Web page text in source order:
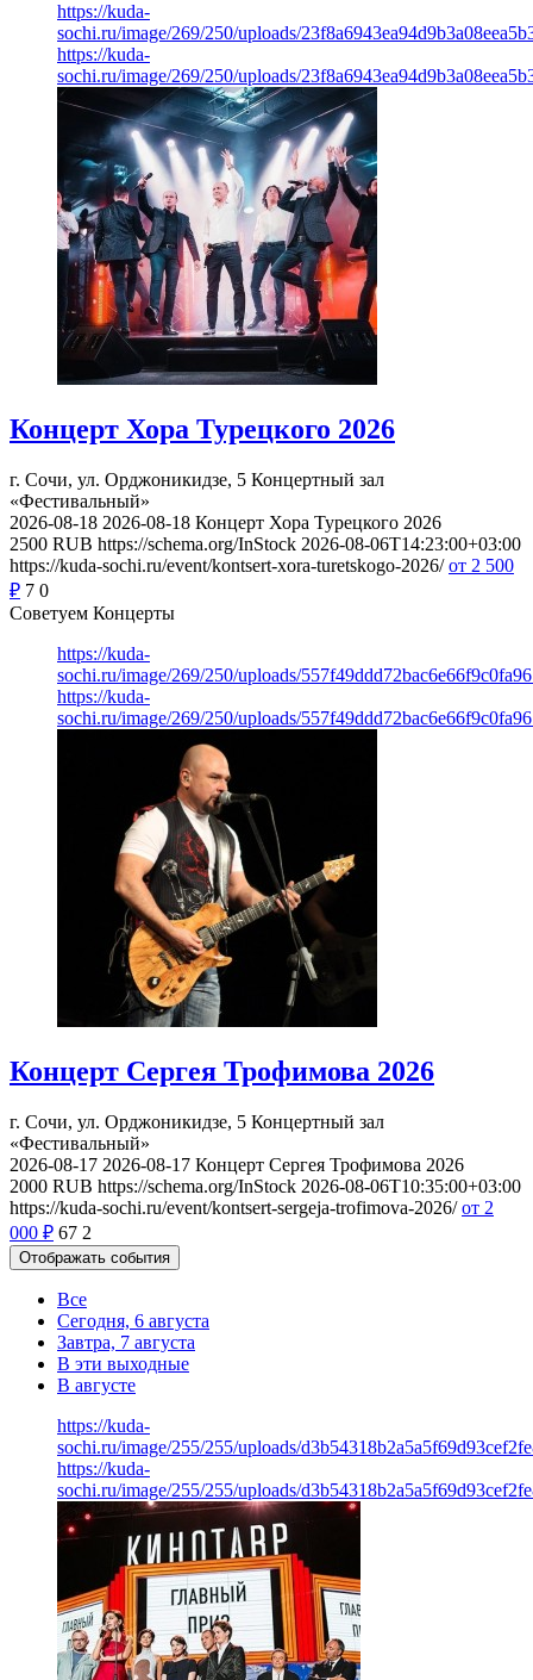
https://kuda-
sochi.ru/image/269/250/uploads/
https://kuda-
sochi.ru/image/269/250/uploads/
Концерт Хора Турецкого 2026
г. Сочи, ул. Орджоникидзе, 5 Концертный зал
«Фестивальный»
2026-08-18 2026-08-18 Концерт Хора Турецкого 2026
2500 RUB https://schema.org/InStock 2026-08-06T14:23:00+03:00
https://kuda-sochi.ru/event/kontsert-xora-turetskogo-2026/ от 2 500
₽ 7 0
Советуем Концерты
https://kuda-
sochi.ru/image/269/250/uploads/
https://kuda-
sochi.ru/image/269/250/uploads/
Концерт Сергея Трофимова 2026
г. Сочи, ул. Орджоникидзе, 5 Концертный зал
«Фестивальный»
2026-08-17 2026-08-17 Концерт Сергея Трофимова 2026
2000 RUB https://schema.org/InStock 2026-08-06T10:35:00+03:00
https://kuda-sochi.ru/event/kontsert-sergeja-trofimova-2026/ от 2
000 ₽ 67 2
Отображать события
Все
Сегодня, 6 августа
Завтра, 7 августа
В эти выходные
В августе
https://kuda-
sochi.ru/image/255/255/uploads/
https://kuda-
sochi.ru/image/255/255/uploads/